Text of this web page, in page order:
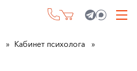
Кабинет психолога